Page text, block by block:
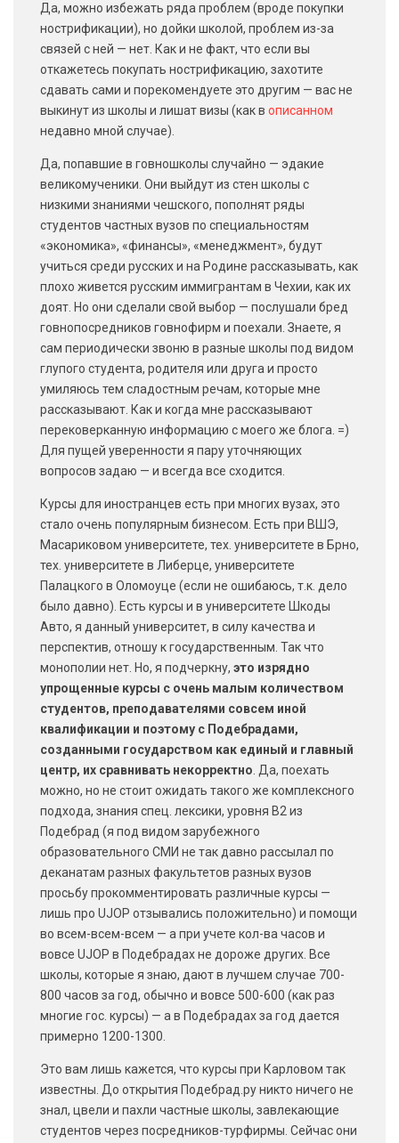
Да, можно избежать ряда проблем (вроде покупки
нострификации), но дойки школой, проблем из-за
связей с ней — нет. Как и не факт, что если вы
откажетесь покупать нострификацию, захотите
сдавать сами и порекомендуете это другим — вас не
выкинут из школы и лишат визы (как в описанном
недавно мной случае).
Да, попавшие в говношколы случайно — эдакие
великомученики. Они выйдут из стен школы с
низкими знаниями чешского, пополнят ряды
студентов частных вузов по специальностям
«экономика», «финансы», «менеджмент», будут
учиться среди русских и на Родине рассказывать, как
плохо живется русским иммигрантам в Чехии, как их
доят. Но они сделали свой выбор — послушали бред
говнопосредников говнофирм и поехали. Знаете, я
сам периодически звоню в разные школы под видом
глупого студента, родителя или друга и просто
умиляюсь тем сладостным речам, которые мне
рассказывают. Как и когда мне рассказывают
перековерканную информацию с моего же блога. =)
Для пущей уверенности я пару уточняющих
вопросов задаю — и всегда все сходится.
Курсы для иностранцев есть при многих вузах, это
стало очень популярным бизнесом. Есть при ВШЭ,
Масариковом университете, тех. университете в Брно,
тех. университете в Либерце, университете
Палацкого в Оломоуце (если не ошибаюсь, т.к. дело
было давно). Есть курсы и в университете Шкоды
Авто, я данный университет, в силу качества и
перспектив, отношу к государственным. Так что
монополии нет. Но, я подчеркну, это изрядно
упрощенные курсы с очень малым количеством
студентов, преподавателями совсем иной
квалификации и поэтому с Подебрадами,
созданными государством как единый и главный
центр, их сравнивать некорректно. Да, поехать
можно, но не стоит ожидать такого же комплексного
подхода, знания спец. лексики, уровня B2 из
Подебрад (я под видом зарубежного
образовательного СМИ не так давно рассылал по
деканатам разных факультетов разных вузов
просьбу прокомментировать различные курсы —
лишь про UJOP отзывались положительно) и помощи
во всем-всем-всем — а при учете кол-ва часов и
вовсе UJOP в Подебрадах не дороже других. Все
школы, которые я знаю, дают в лучшем случае 700-
800 часов за год, обычно и вовсе 500-600 (как раз
многие гос. курсы) — а в Подебрадах за год дается
примерно 1200-1300.
Это вам лишь кажется, что курсы при Карловом так
известны. До открытия Подебрад.ру никто ничего не
знал, цвели и пахли частные школы, завлекающие
студентов через посредников-турфирмы. Сейчас они